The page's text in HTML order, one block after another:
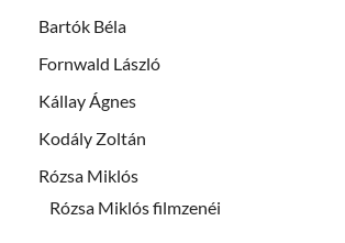
Bartók Béla
Fornwald László
Kállay Ágnes
Kodály Zoltán
Rózsa Miklós
Rózsa Miklós filmzenéi